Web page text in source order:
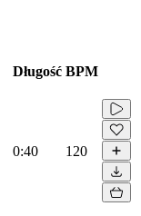
Długość BPM
0:40 120